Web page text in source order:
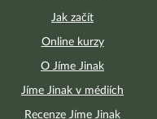
Jak začít
Online kurzy
O Jíme Jinak
Jíme Jinak v médiích
Recenze Jíme Jinak